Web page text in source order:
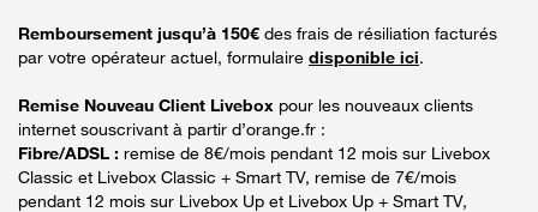
Remboursement jusqu’à 150€ des frais de résiliation facturés
par votre opérateur actuel, formulaire disponible ici.
Remise Nouveau Client Livebox pour les nouveaux clients
internet souscrivant à partir d’orange.fr :
Fibre/ADSL : remise de 8€/mois pendant 12 mois sur Livebox
Classic et Livebox Classic + Smart TV, remise de 7€/mois
pendant 12 mois sur Livebox Up et Livebox Up + Smart TV,